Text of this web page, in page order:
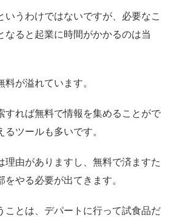
いうわけではないですが、必要なこ
なると起業に時間がかかるのは当
が溢れています。
すれば無料で情報を集めることがで
ツールも多いです。
理由がありますし、無料で済ますた
やる必要が出てきます。
ことは、デパートに行って試食品だ